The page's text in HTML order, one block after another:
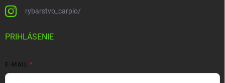
rybarstvo_carpio/
PRIHLÁSENIE
E-MAIL